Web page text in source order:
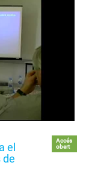
el
de
Accés
obert